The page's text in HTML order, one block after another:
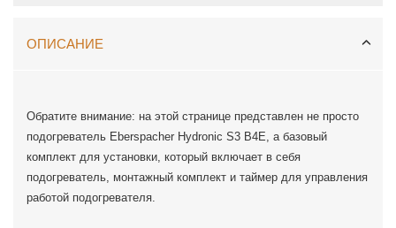
ОПИСАНИЕ
Обратите внимание: на этой странице представлен не просто
подогреватель Eberspacher Hydronic S3 B4E, а базовый
комплект для установки, который включает в себя
подогреватель, монтажный комплект и таймер для управления
работой подогревателя.